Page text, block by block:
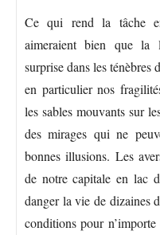
Ce qui rend la tâche
aimeraient bien que la
surprise dans les ténèbres
en particulier nos
les sables mouvants sur
des mirages qui ne
bonnes illusions. Les
de notre capitale en lac
danger la vie de dizaines
conditions pour